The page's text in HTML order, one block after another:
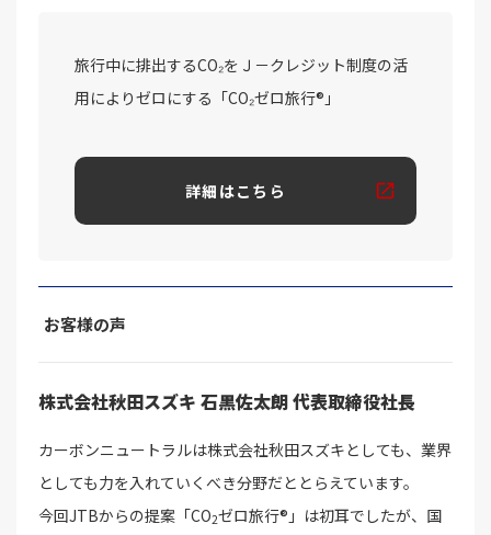
旅行中に排出するCO₂をＪ－クレジット制度の活
用によりゼロにする「CO₂ゼロ旅行®」
詳細はこちら
お客様の声
株式会社秋田スズキ 石黒佐太朗 代表取締役社長
カーボンニュートラルは株式会社秋田スズキとしても、業界
としても力を入れていくべき分野だととらえています。
今回JTBからの提案「CO2ゼロ旅行®」は初耳でしたが、国